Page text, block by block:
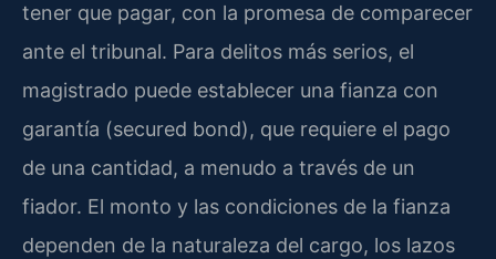
tener que pagar, con la promesa de comparecer
ante el tribunal. Para delitos más serios, el
magistrado puede establecer una fianza con
garantía (secured bond), que requiere el pago
de una cantidad, a menudo a través de un
fiador. El monto y las condiciones de la fianza
dependen de la naturaleza del cargo, los lazos